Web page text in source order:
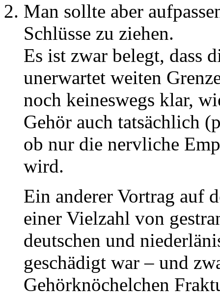
Man sollte aber
Schlüsse zu ziehen.
Es ist zwar belegt, dass
unerwartet weiten
noch keineswegs klar,
Gehör auch tatsächlich
ob nur die nervliche
wird.
Ein anderer Vortrag auf
einer Vielzahl von
deutschen und
geschädigt war – und
Gehörknöchelchen